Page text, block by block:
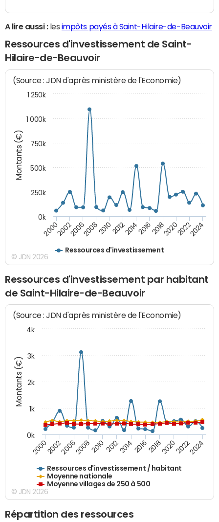
A lire aussi :les impôts payés à Saint-Hilaire-de-Beauvoir
Ressources d'investissement de Saint-
Hilaire-de-Beauvoir
Montants (€)
(Source : JDN d'après ministère de l'Economie)
Ressources d'investissement
200020022006200820102012201420162018202020222024
0k
250k
500k
750k
1 000k
1 250k
© JDN 2026
Ressources d'investissement par habitant
de Saint-Hilaire-de-Beauvoir
Montants (€)
(Source : JDN d'après ministère de l'Economie)
Ressources d'investissement / habitant
Moyenne nationale
Moyenne villages de 250 à 500
20002002200620082010 2012201420162018202020222024
0k
1k
2k
3k
4k
© JDN 2026
Répartition des ressources